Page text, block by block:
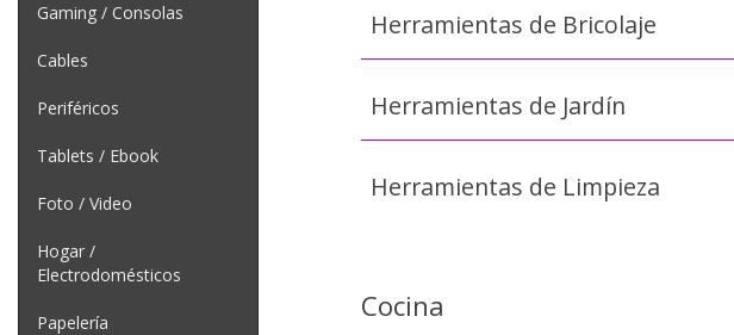
Gaming / Consolas
Cables
Periféricos
Tablets / Ebook
Foto / Video
Hogar /
Electrodomésticos
Papelería
Herramientas de Bricolaje
Herramientas de Jardín
Herramientas de Limpieza
Cocina